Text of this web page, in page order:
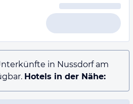
in Nussdorf am
Hotels in der Nähe: